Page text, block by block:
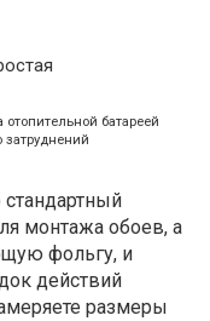
батареей
затруднений
монтажа обоев, а
фольгу, и
действий
размеры